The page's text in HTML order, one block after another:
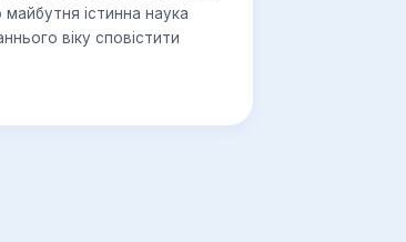
істинна наука
віку сповістити